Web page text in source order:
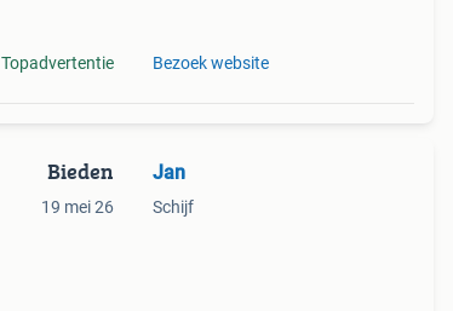
Topadvertentie Bezoek website
Bieden
19 mei 26
Jan
Schijf